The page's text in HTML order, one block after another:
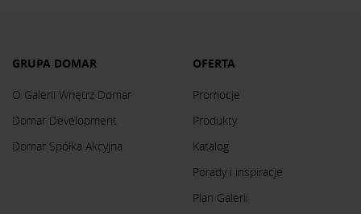
GRUPA DOMAR
O Galerii Wnętrz Domar
Domar Development
Domar Spółka Akcyjna
OFERTA
Promocje
Produkty
Katalog
Porady i inspiracje
Plan Galerii